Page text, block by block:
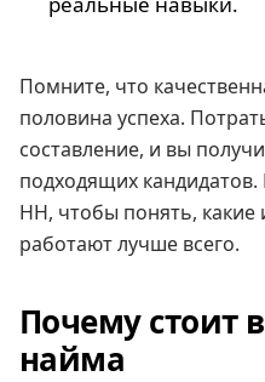
Помните, что
половина успеха.
составление, и вы
подходящих кандидатов.
HH, чтобы понять, какие
работают лучше всего.
Почему стоит
найма